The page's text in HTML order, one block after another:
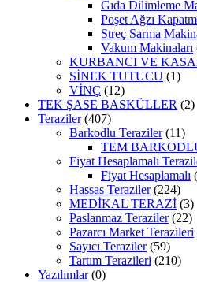
Gıda Dilimleme
Poşet Ağzı
Streç Sarma
Vakum Makinaları
KURBANCI VE
SİNEK TUTUCU (1)
VİNÇ (12)
TEK ŞASE BASKÜLLER (2)
Teraziler (407)
Barkodlu Teraziler (11)
TEM
Fiyat Hesaplamalı
Fiyat Hesaplamalı
Hassas Teraziler (224)
MEDİKAL TERAZİ (3)
Paslanmaz Teraziler (22)
Pazarcı Market Terazileri
Sayıcı Teraziler (59)
Tartım Terazileri (210)
Yazılımlar (0)